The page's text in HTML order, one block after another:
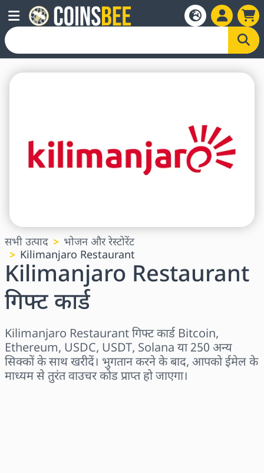
सभी उत्पाद
भोजन और रेस्टोरेंट
Kilimanjaro Restaurant
Kilimanjaro Restaurant
गिफ्ट कार्ड
Kilimanjaro Restaurant गिफ्ट कार्ड Bitcoin,
Ethereum, USDC, USDT, Solana या 250 अन्य
सिक्कों के साथ खरीदें। भुगतान करने के बाद, आपको ईमेल के
माध्यम से तुरंत वाउचर कोड प्राप्त हो जाएगा।